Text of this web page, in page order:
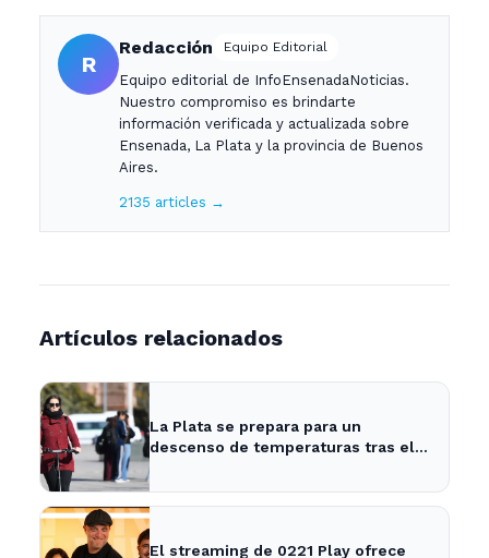
R
Redacción Equipo Editorial
Equipo editorial de InfoEnsenadaNoticias.
Nuestro compromiso es brindarte
información verificada y actualizada sobre
Ensenada, La Plata y la provincia de Buenos
Aires.
2135 articles →
Artículos relacionados
La Plata se prepara para un
descenso de temperaturas tras el
El streaming de 0221 Play ofrece